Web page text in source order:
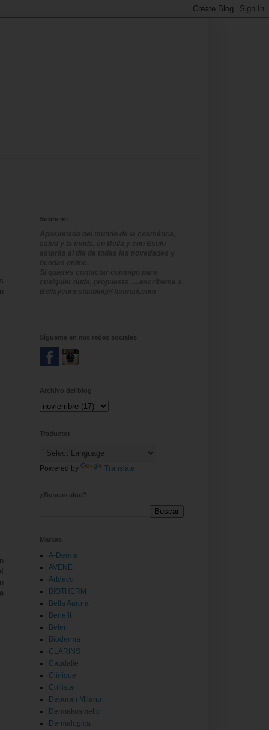
Sobre mi
Sígueme en mis redes sociales
Archivo del blog
Traductor
Powered by Translate
¿Buscas algo?
Marcas
A-Derma
AVENE
Artdeco
BIOTHERM
Bella Aurora
Benefit
Beter
Bioderma
CLARINS
Caudalie
Clinique
Collistar
Deborah Milano
Dermakosmetic
Dermalogica